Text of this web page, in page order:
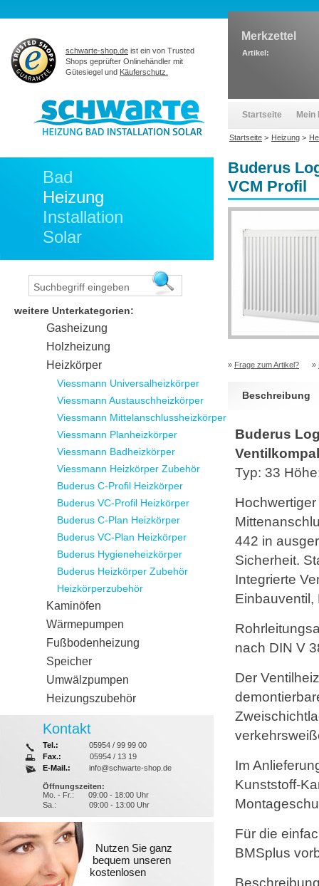
Buderus
VCM Profil
» Frage zum Artikel? »
Beschreibung
Buderus
Typ: 33
442 in
Sicherheit.
Integrierte
Einbauventil,
nach DIN V
Der
Im
Kunststoff-
Für die
BMSplus
Bad
Heizung
Installation
Solar
weitere Unterkategorien:
Gasheizung
Holzheizung
Heizkörper
Viessmann Universalheizkörper
Viessmann Austauschheizkörper
Viessmann Mittelanschlussheizkörper
Viessmann Planheizkörper
Viessmann Badheizkörper
Viessmann Heizkörper Zubehör
Buderus C-Profil Heizkörper
Buderus VC-Profil Heizkörper
Buderus C-Plan Heizkörper
Buderus VC-Plan Heizkörper
Buderus Hygieneheizkörper
Buderus Heizkörper Zubehör
Heizkörperzubehör
Kaminöfen
Wärmepumpen
Fußbodenheizung
Speicher
Umwälzpumpen
Heizungszubehör
Kontakt
Tel.:
05954 / 99 99 00
Fax.:
05954 / 13 19
E-Mail.:
info@schwarte-shop.de
Öffnungszeiten:
Mo. - Fr.:
09:00 - 18:00 Uhr
Sa.:
09:00 - 13:00 Uhr
Nutzen Sie ganz
bequem unseren
kostenlosen
schwarte-shop.de ist ein von Trusted
Shops geprüfter Onlinehändler mit
Gütesiegel und Käuferschutz.
Merkzettel
Artikel:
Startseite Mein
Startseite > Heizung >